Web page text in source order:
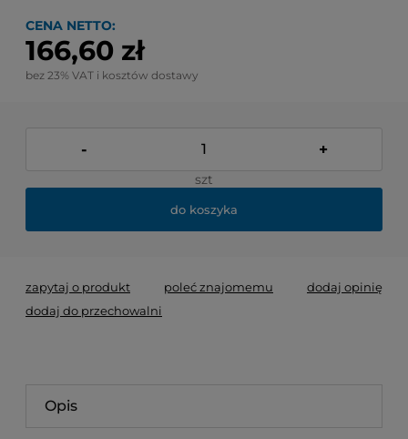
CENA NETTO:
166,60 zł
bez 23% VAT i kosztów dostawy
- +
szt
do koszyka
zapytaj o produkt poleć znajomemu
dodaj opinię
dodaj do przechowalni
Opis